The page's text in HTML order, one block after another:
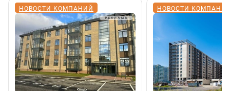
НОВОСТИ КОМПАНИЙ НОВОСТИ